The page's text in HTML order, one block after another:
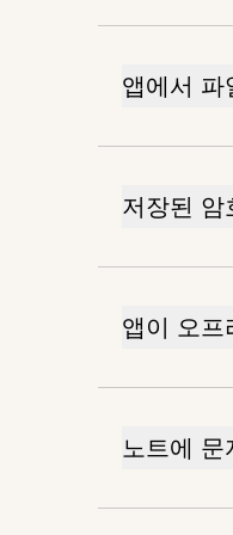
앱에서 파
저장된 암
앱이 오프
노트에